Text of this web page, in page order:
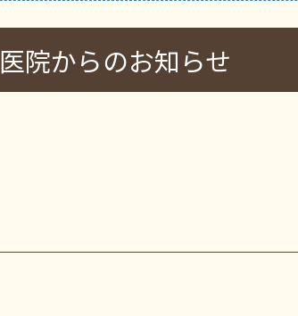
医院からのお知らせ